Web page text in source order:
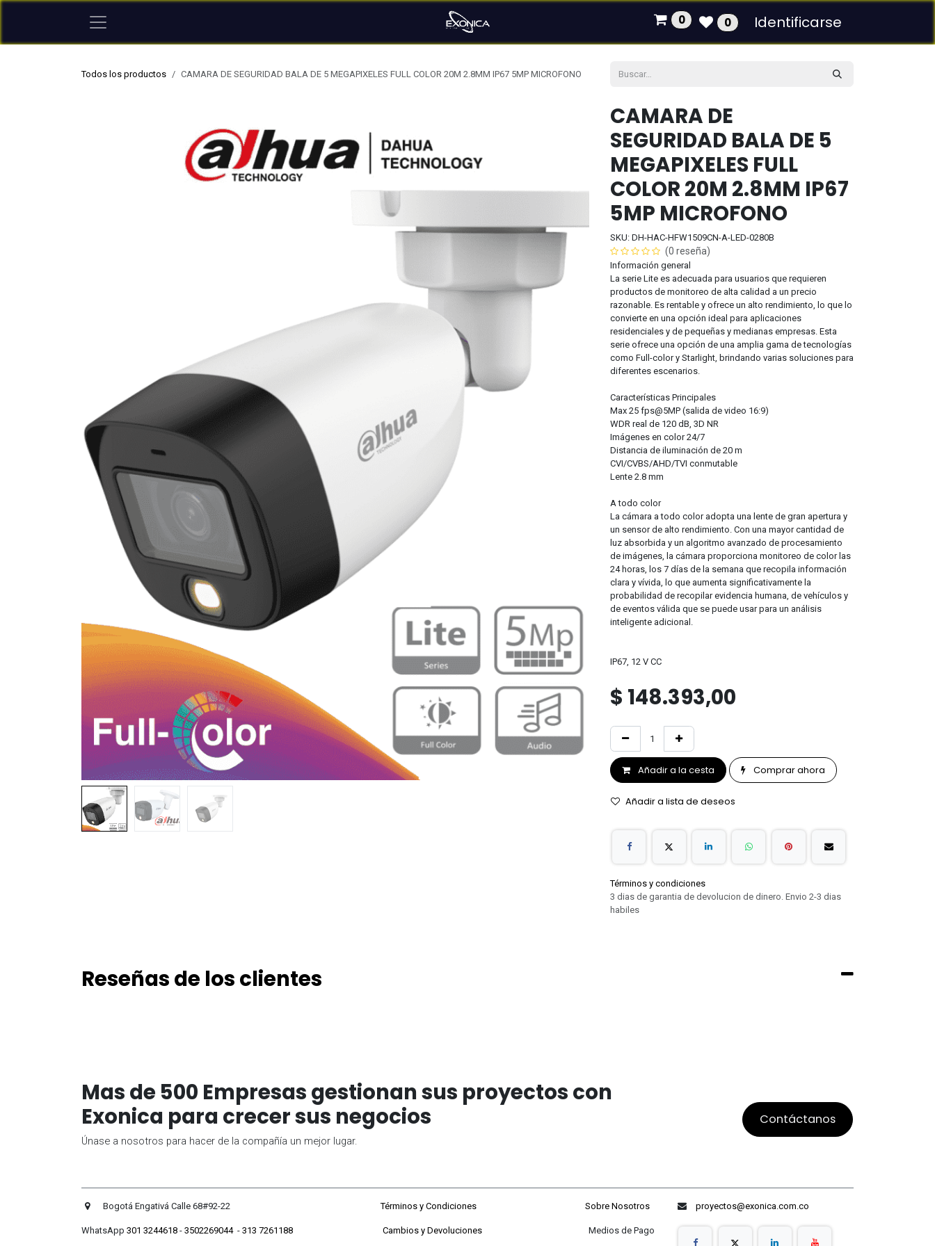
Ir al contenido
0 0 Identificarse
Todos los productos CAMARA DE SEGURIDAD BALA DE 5 MEGAPIXELES FULL COLOR 20M 2.8MM IP67 5MP MICROFONO
CAMARA DE
SEGURIDAD BALA DE 5
MEGAPIXELES FULL
COLOR 20M 2.8MM IP67
5MP MICROFONO
SKU: DH-HAC-HFW1509CN-A-LED-0280B
(0 reseña)
Información general
La serie Lite es adecuada para usuarios que requieren
productos de monitoreo de alta calidad a un precio
razonable. Es rentable y ofrece un alto rendimiento, lo que lo
convierte en una opción ideal para aplicaciones
residenciales y de pequeñas y medianas empresas. Esta
serie ofrece una opción de una amplia gama de tecnologías
como Full-color y Starlight, brindando varias soluciones para
diferentes escenarios.
Características Principales
Max 25 fps@5MP (salida de video 16:9)
WDR real de 120 dB, 3D NR
Imágenes en color 24/7
Distancia de iluminación de 20 m
CVI/CVBS/AHD/TVI conmutable
Lente 2.8 mm
A todo color
La cámara a todo color adopta una lente de gran apertura y
un sensor de alto rendimiento. Con una mayor cantidad de
luz absorbida y un algoritmo avanzado de procesamiento
de imágenes, la cámara proporciona monitoreo de color las
24 horas, los 7 días de la semana que recopila información
clara y vívida, lo que aumenta significativamente la
probabilidad de recopilar evidencia humana, de vehículos y
de eventos válida que se puede usar para un análisis
inteligente adicional.
IP67, 12 V CC
$ 148.393,00
Añadir a la cesta Comprar ahora
Añadir a lista de deseos
Términos y condiciones
3 dias de garantia de devolucion de dinero. Envio 2-3 dias
habiles
Reseñas de los clientes
Mas de 500 Empresas gestionan sus proyectos con
Exonica para crecer sus negocios
Únase a nosotros para hacer de la compañía un mejor lugar.
Contáctanos
Bogotá Engativá Calle 68#92-22Términos y Condiciones Sobre Nosotros
WhatsApp 301 3244618 - 3502269044- 313 7261188 Cambios y Devoluciones Medios de Pago
proyectos@exonica.com.co